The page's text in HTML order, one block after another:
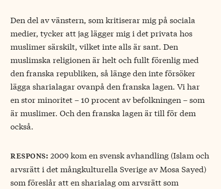
Den del av vänstern, som kritiserar mig på sociala
medier, tycker att jag lägger mig i det privata hos
muslimer särskilt, vilket inte alls är sant. Den
muslimska religionen är helt och fullt förenlig med
den franska republiken, så länge den inte försöker
lägga sharialagar ovanpå den franska lagen. Vi har
en stor minoritet – 10 procent av befolkningen – som
är muslimer. Och den franska lagen är till för dem
också.
respons: 2009 kom en svensk avhandling (Islam och
arvsrätt i det mångkulturella Sverige av Mosa Sayed)
som föreslår att en sharialag om arvsrätt som